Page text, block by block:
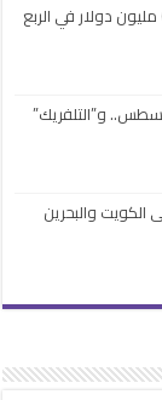
تراجع خسائر “طيران ناس” 72% إلى 64 مليون دولار في الربع
و”التلفريك”
الكويت والبحرين